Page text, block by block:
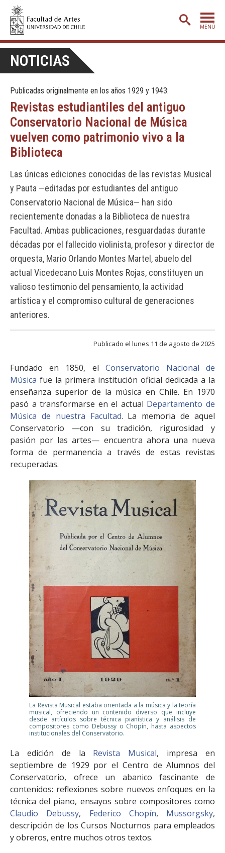
MENÚ
ADMISIÓN
ETAPA BÁSICA
CARRERAS
POSTGRADO
CREACIÓNE INVESTIGACIÓN
BIBLIOTECA
FACULTAD
Estudiantes
Académicas/os
Funcionarias/os
Egresadas/os
NOTICIAS
Publicadas originalmente en los años 1929 y 1943:
Revistas estudiantiles del antiguo
Conservatorio Nacional de Música
vuelven como patrimonio vivo a la
Biblioteca
Las únicas ediciones conocidas de las revistas Musical
y Pauta —editadas por estudiantes del antiguo
Conservatorio Nacional de Música— han sido
recientemente donadas a la Biblioteca de nuestra
Facultad. Ambas publicaciones, resguardadas durante
décadas por el fallecido violinista, profesor y director de
orquesta, Mario Orlando Montes Martel, abuelo del
actual Vicedecano Luis Montes Rojas, constituyen un
valioso testimonio del pensamiento, la actividad
artística y el compromiso cultural de generaciones
anteriores.
Publicado el lunes 11 de agosto de 2025
Fundado en 1850, el Conservatorio Nacional de
Música fue la primera institución oficial dedicada a la
enseñanza superior de la música en Chile. En 1970
pasó a transformarse en el actual Departamento de
Música de nuestra Facultad. La memoria de aquel
Conservatorio —con su tradición, rigurosidad y
pasión por las artes— encuentra ahora una nueva
forma de permanencia a través de estas revistas
recuperadas.
La Revista Musical estaba orientada a la música y la teoría
musical, ofreciendo un contenido diverso que incluye
desde artículos sobre técnica pianística y análisis de
compositores como Debussy o Chopín, hasta aspectos
institucionales del Conservatorio.
La edición de la Revista Musical, impresa en
septiembre de 1929 por el Centro de Alumnos del
Conservatorio, ofrece un abanico fascinante de
contenidos: reflexiones sobre nuevos enfoques en la
técnica del piano, ensayos sobre compositores como
Claudio Debussy, Federico Chopín, Mussorgsky,
descripción de los Cursos Nocturnos para empleados
y obreros, entre muchos otros textos.